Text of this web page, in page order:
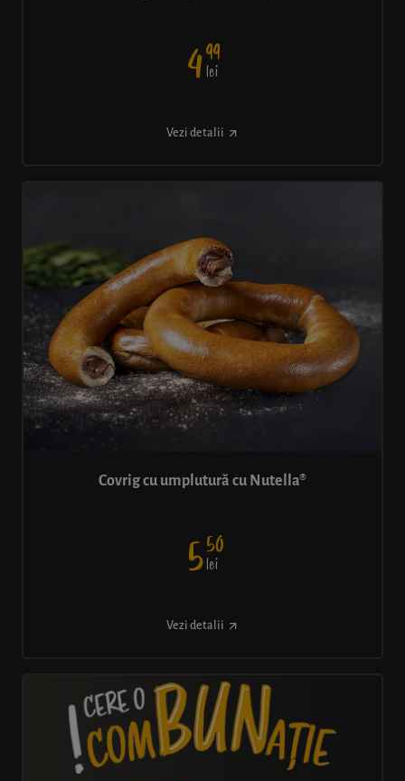
499
lei
Vezi detalii
Covrig cu umplutură cu Nutella®
550
lei
Vezi detalii